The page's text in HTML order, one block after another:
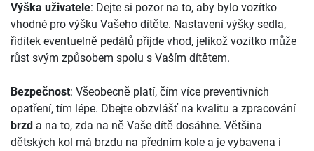
Výška uživatele: Dejte si pozor na to, aby bylo vozítko
vhodné pro výšku Vašeho dítěte. Nastavení výšky sedla,
řidítek eventuelně pedálů přijde vhod, jelikož vozítko může
růst svým způsobem spolu s Vaším dítětem.
Bezpečnost: Všeobecně platí, čím více preventivních
opatření, tím lépe. Dbejte obzvlášť na kvalitu a zpracování
brzd a na to, zda na ně Vaše dítě dosáhne. Většina
dětských kol má brzdu na předním kole a je vybavena i